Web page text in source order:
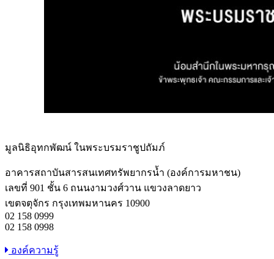
มูลนิธิอุทกพัฒน์ ในพระบรมราชูปถัมภ์
อาคารสถาบันสารสนเทศทรัพยากรน้ำ (องค์การมหาชน)
เลขที่ 901 ชั้น 6 ถนนงามวงศ์วาน แขวงลาดยาว
เขตจตุจักร กรุงเทพมหานคร 10900
02 158 0999
02 158 0998
องค์ความรู้